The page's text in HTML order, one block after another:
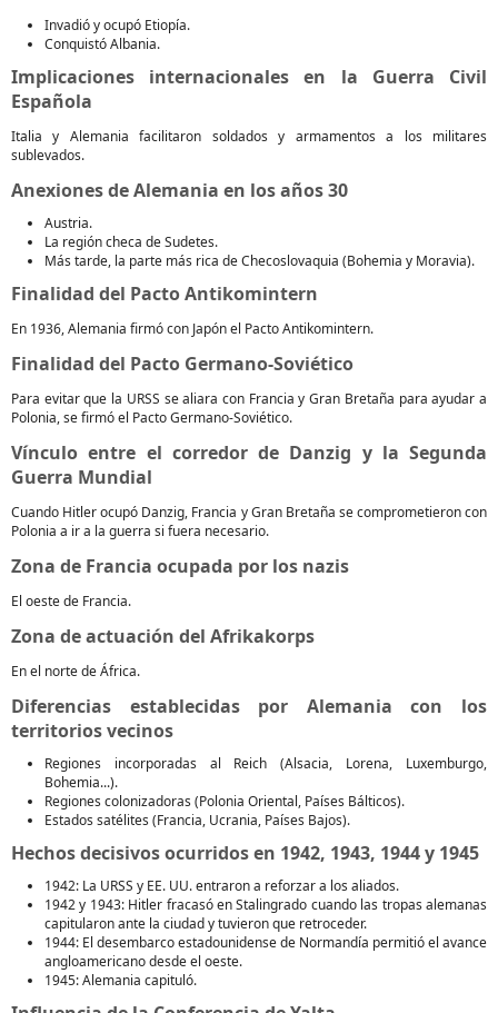
Invadió y ocupó Etiopía.
Conquistó Albania.
Implicaciones internacionales en la Guerra Civil
Española
Italia y Alemania facilitaron soldados y armamentos a los militares
sublevados.
Anexiones de Alemania en los años 30
Austria.
La región checa de Sudetes.
Más tarde, la parte más rica de Checoslovaquia (Bohemia y Moravia).
Finalidad del Pacto Antikomintern
En 1936, Alemania firmó con Japón el Pacto Antikomintern.
Finalidad del Pacto Germano-Soviético
Para evitar que la URSS se aliara con Francia y Gran Bretaña para ayudar a
Polonia, se firmó el Pacto Germano-Soviético.
Vínculo entre el corredor de Danzig y la Segunda
Guerra Mundial
Cuando Hitler ocupó Danzig, Francia y Gran Bretaña se comprometieron con
Polonia a ir a la guerra si fuera necesario.
Zona de Francia ocupada por los nazis
El oeste de Francia.
Zona de actuación del Afrikakorps
En el norte de África.
Diferencias establecidas por Alemania con los
territorios vecinos
Regiones incorporadas al Reich (Alsacia, Lorena, Luxemburgo,
Bohemia...).
Regiones colonizadoras (Polonia Oriental, Países Bálticos).
Estados satélites (Francia, Ucrania, Países Bajos).
Hechos decisivos ocurridos en 1942, 1943, 1944 y 1945
1942: La URSS y EE. UU. entraron a reforzar a los aliados.
1942 y 1943: Hitler fracasó en Stalingrado cuando las tropas alemanas
capitularon ante la ciudad y tuvieron que retroceder.
1944: El desembarco estadounidense de Normandía permitió el avance
angloamericano desde el oeste.
1945: Alemania capituló.